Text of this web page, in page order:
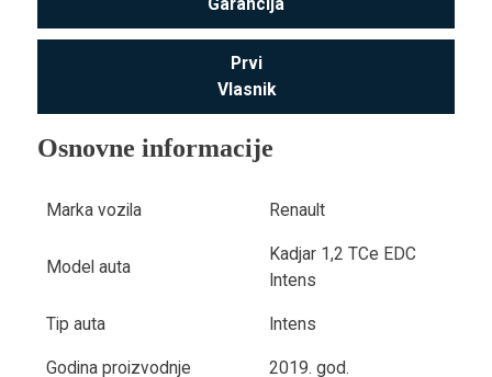
Garancija
Prvi
Vlasnik
Osnovne informacije
Marka vozila Renault
Model auta
Kadjar 1,2 TCe EDC
Intens
Tip auta Intens
Godina proizvodnje 2019. god.